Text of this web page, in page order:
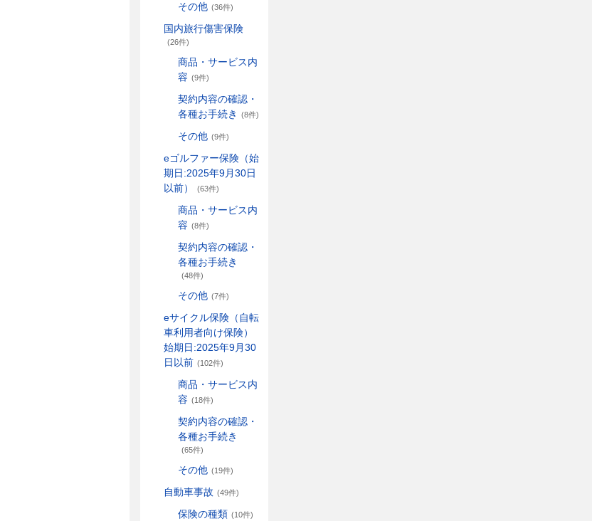
その他 (36件)
国内旅行傷害保険
(26件)
商品・サービス内
容 (9件)
契約内容の確認・
各種お手続き
(8件)
その他 (9件)
eゴルファー保険（始
期日:2025年9月30日
以前）
(63件)
商品・サービス内
容 (8件)
契約内容の確認・
各種お手続き
(48件)
その他 (7件)
eサイクル保険（自転
車利用者向け保険）
始期日:2025年9月30
日以前 (102件)
商品・サービス内
容 (18件)
契約内容の確認・
各種お手続き
(65件)
その他 (19件)
自動車事故 (49件)
保険の種類 (10件)